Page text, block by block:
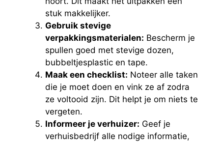
stuk makkelijker.
Gebruik stevige
verpakkingsmaterialen: Bescherm je
spullen goed met stevige dozen,
bubbeltjesplastic en tape.
Maak een checklist: Noteer alle taken
die je moet doen en vink ze af zodra
ze voltooid zijn. Dit helpt je om niets te
vergeten.
Informeer je verhuizer: Geef je
verhuisbedrijf alle nodige informatie,